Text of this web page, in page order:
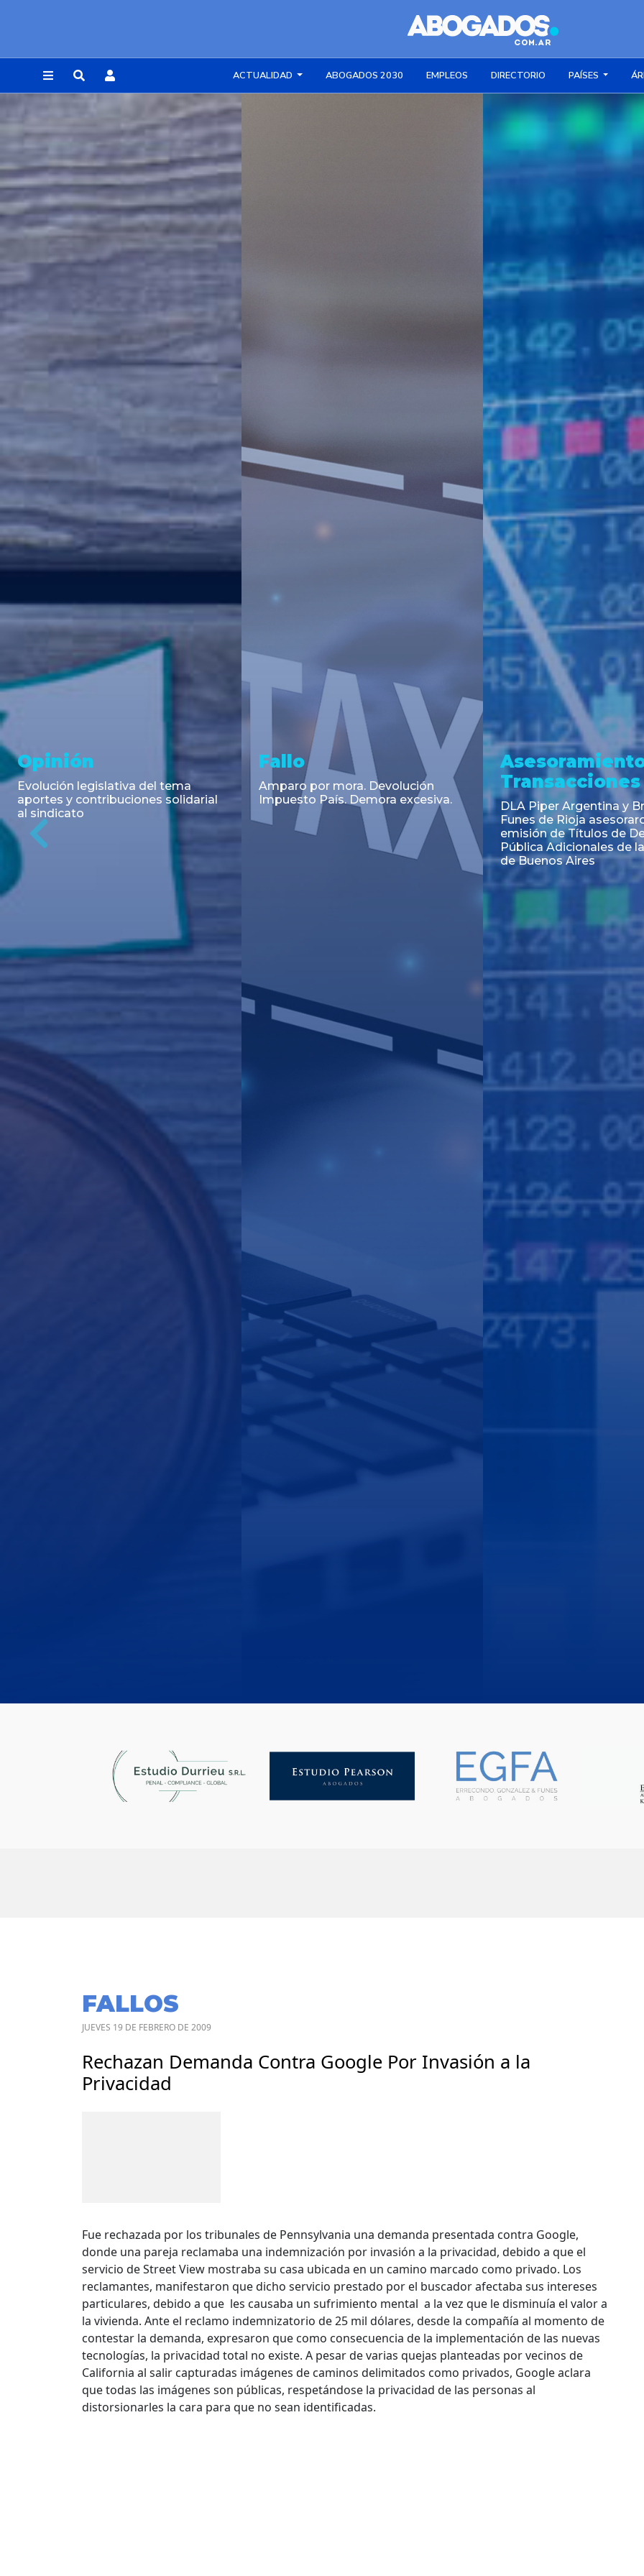
ACTUALIDAD ABOGADOS 2030 EMPLEOS DIRECTORIO PAÍSES
REGISTRARSE
Asesoramiento y
Transacciones
Co-Emisión de Obligaciones
Negociables por US$400.000.000
de Petroquímica Comodoro
Rivadavia S.A. y Luz de Tres Picos
Noticia
Cambios en el Código Alimentario
Argentino: simplifican trámites
para la importación de aditivos,
coadyuvantes e ingredientes
alimentarios y unifican autoridad
Noticia
CNV: Criterio
colocaciones primarias
Previous
FALLOS
JUEVES 19 DE FEBRERO DE 2009
Rechazan Demanda Contra Google Por Invasión a la
Privacidad
Fue rechazada por los tribunales de Pennsylvania una demanda presentada contra Google,
donde una pareja reclamaba una indemnización por invasión a la privacidad, debido a que el
servicio de Street View mostraba su casa ubicada en un camino marcado como privado. Los
reclamantes, manifestaron que dicho servicio prestado por el buscador afectaba sus intereses
particulares, debido a que les causaba un sufrimiento mental a la vez que le disminuía el valor a
la vivienda. Ante el reclamo indemnizatorio de 25 mil dólares, desde la compañía al momento de
contestar la demanda, expresaron que como consecuencia de la implementación de las nuevas
tecnologías, la privacidad total no existe. A pesar de varias quejas planteadas por vecinos de
California al salir capturadas imágenes de caminos delimitados como privados, Google aclara
que todas las imágenes son públicas, respetándose la privacidad de las personas al
distorsionarles la cara para que no sean identificadas.